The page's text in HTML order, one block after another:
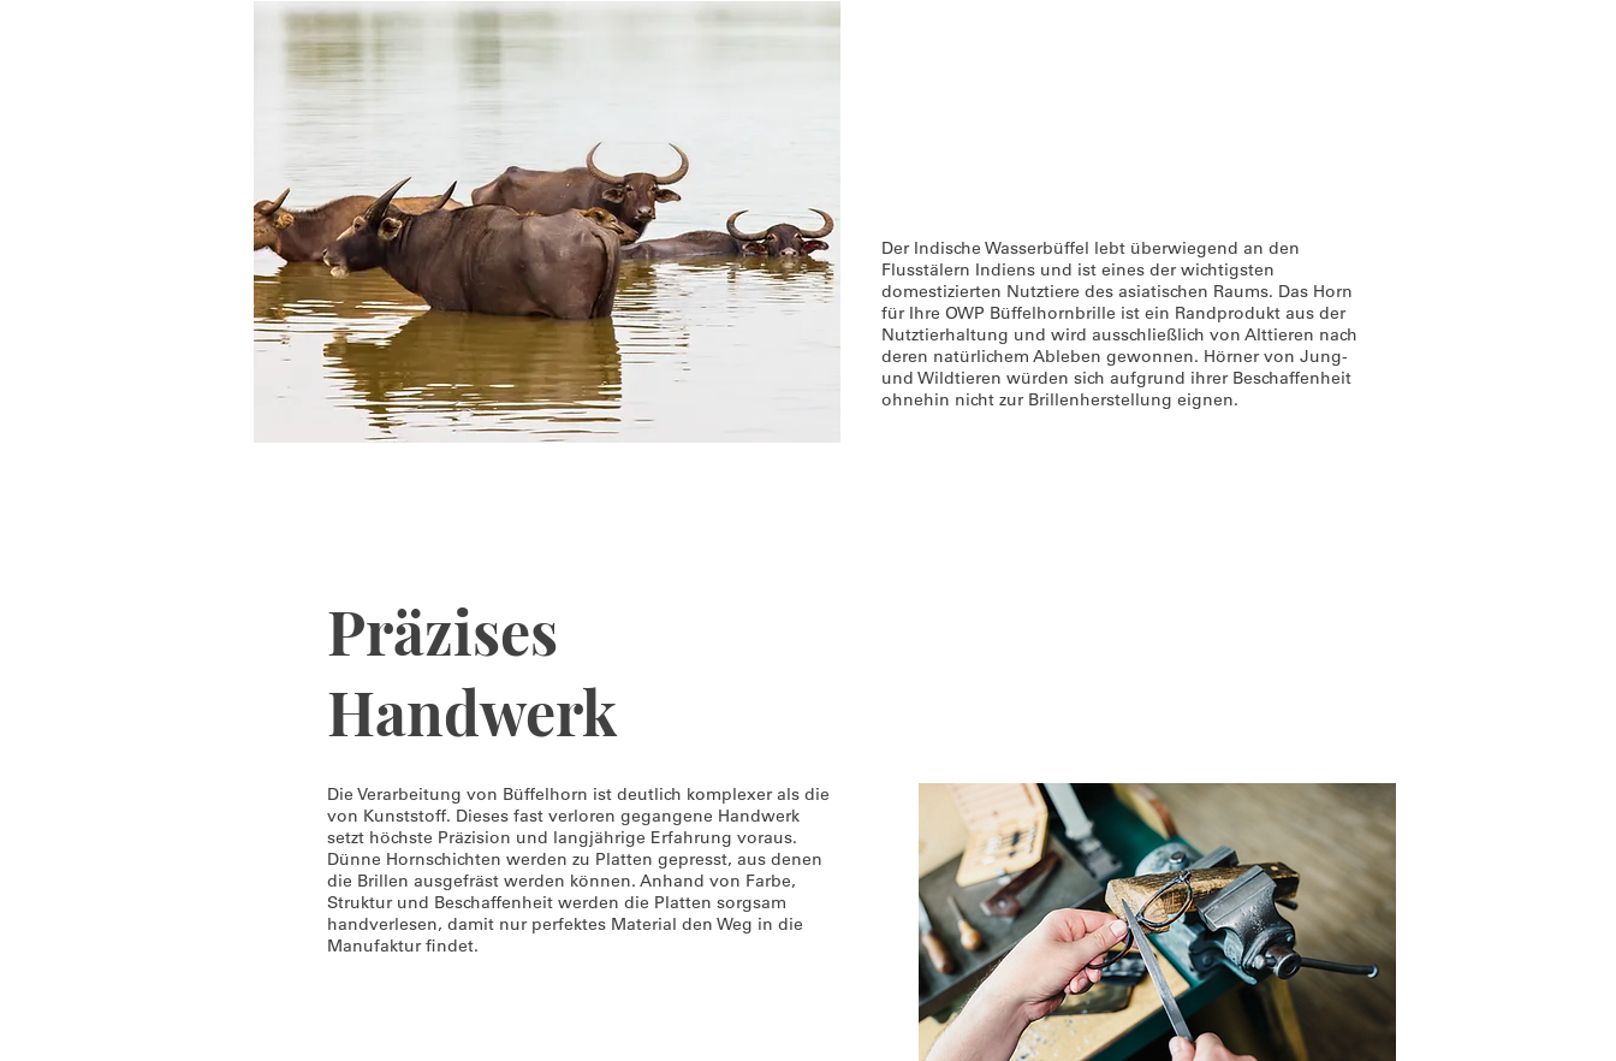
Der Indische Wasserbüffel lebt überwiegend an den
Flusstälern Indiens und ist eines der wichtigsten
domestizierten Nutztiere des asiatischen Raums. Das Horn
für Ihre OWP Büffelhornbrille ist ein Randprodukt aus der
Nutztierhaltung und wird ausschließlich von Alttieren nach
deren natürlichem Ableben gewonnen. Hörner von Jung-
und Wildtieren würden sich aufgrund ihrer Beschaffenheit
ohnehin nicht zur Brillenherstellung eignen.
Präzises
Handwerk
Die Verarbeitung von Büffelhorn ist deutlich komplexer als die
von Kunststoff. Dieses fast verloren gegangene Handwerk
setzt höchste Präzision und langjährige Erfahrung voraus.
Dünne Hornschichten werden zu Platten gepresst, aus denen
die Brillen ausgefräst werden können. Anhand von Farbe,
Struktur und Beschaffenheit werden die Platten sorgsam
handverlesen, damit nur perfektes Material den Weg in die
Manufaktur findet.